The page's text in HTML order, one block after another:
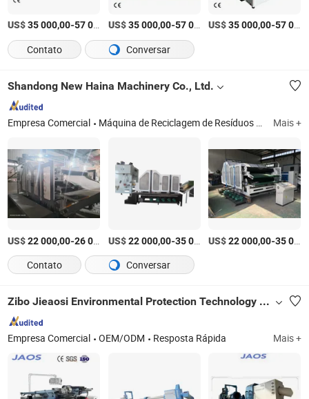
US$35 000,00-57 000,00 /Peça
US$35 000,00-57 000,00 /Peça
US$35 000,00-57 000,00
Contato Conversar
Shandong New Haina Machinery Co., Ltd.
Empresa Comercial Máquina de Reciclagem de Resíduos Têxteis, Máquina de Punção de Agulhas Não Tecidas, Máquina de Prensagem, Máquina de Corte de Fibra, Máquina de Cardagem, Lapper Cruzado, Máquina de Calandramento / Passadoria, Forno, Máquina de Fabricação de Tecido de Poliéster, Máquina de Reciclagem de Resíduos de Algodão Mais +
US$22 000,00-26 000,00 /set
US$22 000,00-35 000,00 /Conjunto
US$22 000,00-35 000,00
Contato Conversar
Zibo Jieaosi Environmental Protection Technology Co., Ltd.
Empresa Comercial OEM/ODM Resposta Rápida Mais +